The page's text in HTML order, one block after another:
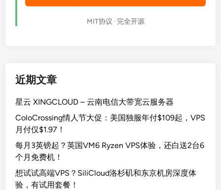
MIT协议 · 完全开源
近期文章
星云 XINGCLOUD – 云南电信大带宽云服务器
ColoCrossing情人节大促：美国独服年付$109起，VPS
月付仅$1.97！
每月3英镑起？英国VM6 Ryzen VPS体验，还白送2台6
个月免费机！
想试试高端VPS？SiliCloud洛杉矶和东京机房深度体
验，有试用套餐！